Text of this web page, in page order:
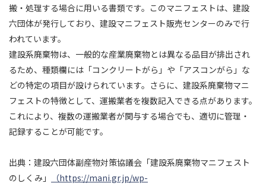
搬・処理する場合に用いる書類です。このマニフェストは、建設
六団体が発行しており、建設マニフェスト販売センターのみで行
われています。
建設系廃棄物は、一般的な産業廃棄物とは異なる品目が排出され
るため、種類欄には「コンクリートがら」や「アスコンがら」な
どの特定の項目が設けられています。さらに、建設系廃棄物マニ
フェストの特徴として、運搬業者を複数記入できる点があります。
これにより、複数の運搬業者が関与する場合でも、適切に管理・
記録することが可能です。
出典：建設六団体副産物対策協議会「建設系廃棄物マニフェスト
のしくみ」
（https://mani.gr.jp/wp-